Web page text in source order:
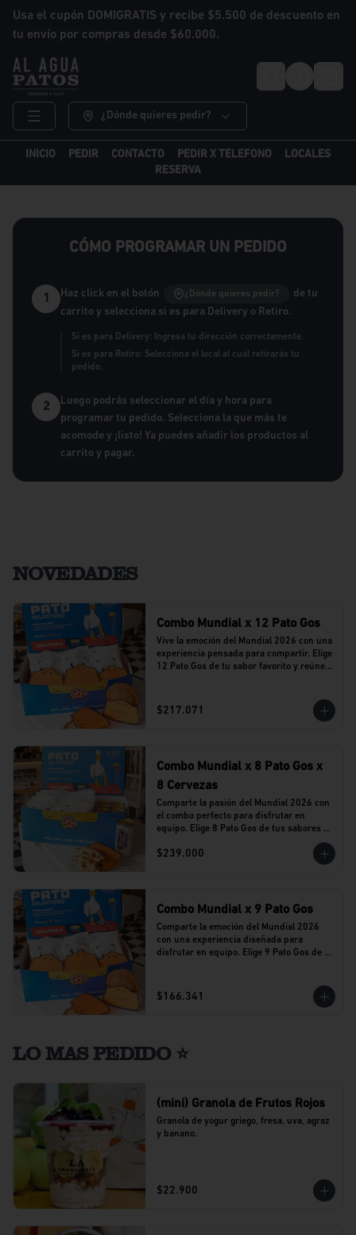
Usa el cupón DOMIGRATIS y recibe $5.500 de descuento en
tu envío por compras desde $60.000.
Login
¿Dónde quieres pedir?
INICIO PEDIR CONTACTO PEDIR X TELEFONO
LOCALES
RESERVA
CÓMO PROGRAMAR UN PEDIDO
1 Haz click en el botón ¿Dónde quieres pedir?
de tu
carrito y selecciona si es para Delivery o Retiro.
Si es para Delivery: Ingresa tu dirección correctamente.
Si es para Retiro: Selecciona el local al cuál retirarás tu
pedido.
2
Luego podrás seleccionar el día y hora para
programar tu pedido. Selecciona la que más te
acomode y ¡listo! Ya puedes añadir los productos al
carrito y pagar.
NOVEDADES
Combo Mundial x 12 Pato Gos
Vive la emoción del Mundial 2026 con una
experiencia pensada para compartir. Elige
12 Pato Gos de tu sabor favorito y reúne a
$217.071
Combo Mundial x 8 Pato Gos x
8 Cervezas
Comparte la pasión del Mundial 2026 con
el combo perfecto para disfrutar en
equipo. Elige 8 Pato Gos de tus sabores
favoritos y acompáñalos con 8 cervezas
Stella Artois en lata.
$239.000
Combo Mundial x 9 Pato Gos
Comparte la emoción del Mundial 2026
con una experiencia diseñada para
disfrutar en equipo. Elige 9 Pato Gos de tu
Al Agua Patos.
$166.341
LO MAS PEDIDO ⭐
(mini) Granola de Frutos Rojos
Granola de yogur griego, fresa, uva, agraz
y banano.
$22.900